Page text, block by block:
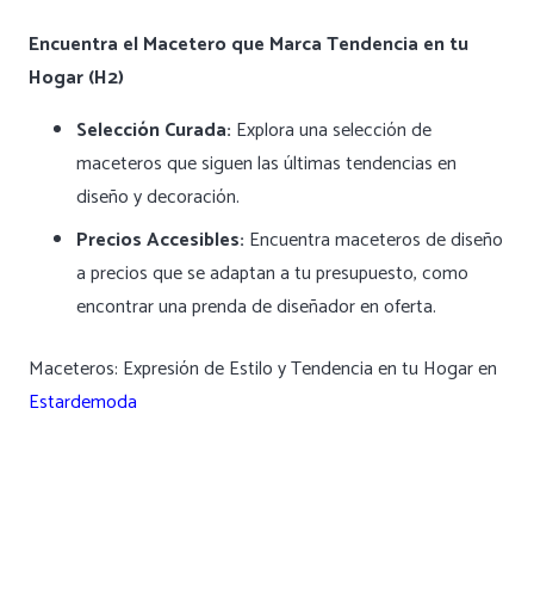
Encuentra el Macetero que Marca Tendencia en tu
Hogar (H2)
Selección Curada: Explora una selección de
maceteros que siguen las últimas tendencias en
diseño y decoración.
Precios Accesibles: Encuentra maceteros de diseño
a precios que se adaptan a tu presupuesto, como
encontrar una prenda de diseñador en oferta.
Maceteros: Expresión de Estilo y Tendencia en tu Hogar en
Estardemoda